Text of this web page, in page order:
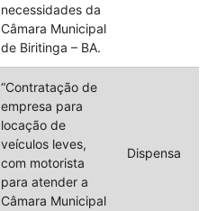
necessidades da
Câmara Municipal
de Biritinga – BA.
“Contratação de
empresa para
locação de
veículos leves,
com motorista
para atender a
Câmara Municipal
Dispensa